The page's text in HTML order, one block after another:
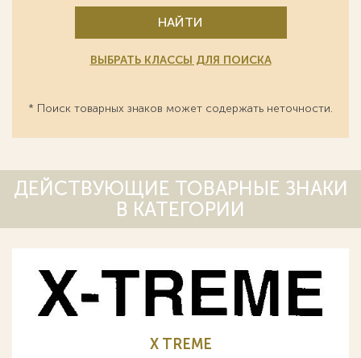
НАЙТИ
ВЫБРАТЬ КЛАССЫ ДЛЯ ПОИСКА
* Поиск товарных знаков может содержать неточности.
ДЕЙСТВУЮЩИЕ ТОВАРНЫЕ ЗНАКИ
В КАТЕГОРИИ
X TREME